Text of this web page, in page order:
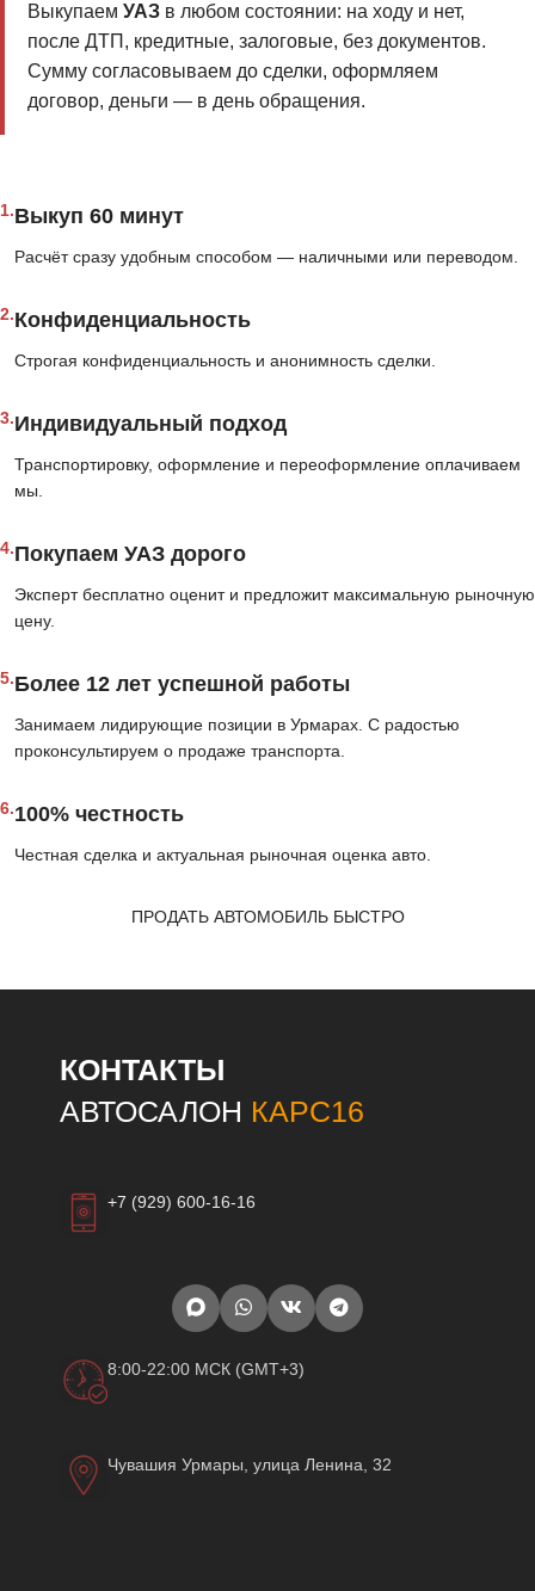
Выкупаем УАЗв любом состоянии: на ходу и нет,
после ДТП, кредитные, залоговые, без документов.
Сумму согласовываем до сделки, оформляем
договор, деньги — в день обращения.
1.Выкуп 60 минут
Расчёт сразу удобным способом — наличными или переводом.
2.Конфиденциальность
Строгая конфиденциальность и анонимность сделки.
3.Индивидуальный подход
Транспортировку, оформление и переоформление оплачиваем
мы.
4.Покупаем УАЗ дорого
Эксперт бесплатно оценит и предложит максимальную рыночную
цену.
5.Более 12 лет успешной работы
Занимаем лидирующие позиции в Урмарах. С радостью
проконсультируем о продаже транспорта.
6.100% честность
Честная сделка и актуальная рыночная оценка авто.
ПРОДАТЬ АВТОМОБИЛЬ БЫСТРО
КОНТАКТЫ
АВТОСАЛОН КАРС16
+7 (929) 600-16-16
8:00-22:00 МСК (GMT+3)
Чувашия Урмары, улица Ленина, 32